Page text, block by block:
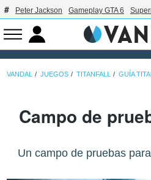
Peter Jackson Gameplay GTA 6
VANDAL JUEGOS TITANFALL GUÍA
Campo de
Un campo de pruebas